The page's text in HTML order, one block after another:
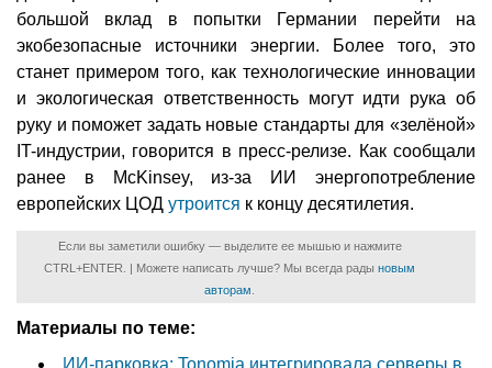
большой вклад в попытки Германии перейти на
экобезопасные источники энергии. Более того, это
станет примером того, как технологические инновации
и экологическая ответственность могут идти рука об
руку и поможет задать новые стандарты для «зелёной»
IT-индустрии, говорится в пресс-релизе. Как сообщали
ранее в McKinsey, из-за ИИ энергопотребление
европейских ЦОД утроится к концу десятилетия.
Если вы заметили ошибку — выделите ее мышью и нажмите
CTRL+ENTER. | Можете написать лучше? Мы всегда рады новым
авторам
Материалы по теме:
ИИ-парковка: Tonomia интегрировала серверы в